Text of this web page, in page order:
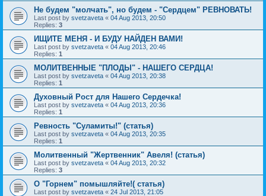
Не будем "молчать", но будем - "Сердцем" РЕВНОВАТЬ!
Last post by svetzaveta « 04 Aug 2013, 20:50
Replies: 3
ИЩИТЕ МЕНЯ - И БУДУ НАЙДЕН ВАМИ!
Last post by svetzaveta « 04 Aug 2013, 20:46
Replies: 1
МОЛИТВЕННЫЕ "ПЛОДЫ" - НАШЕГО СЕРДЦА!
Last post by svetzaveta « 04 Aug 2013, 20:38
Replies: 1
Духовный Рост для Нашего Сердечка!
Last post by svetzaveta « 04 Aug 2013, 20:36
Replies: 1
Ревность "Суламиты!" (статья)
Last post by svetzaveta « 04 Aug 2013, 20:35
Replies: 1
Молитвенный "Жертвенник" Авеля! (статья)
Last post by svetzaveta « 04 Aug 2013, 20:32
Replies: 3
О "Горнем" помышляйте!( статья)
Last post by svetzaveta « 24 Jul 2013, 21:05